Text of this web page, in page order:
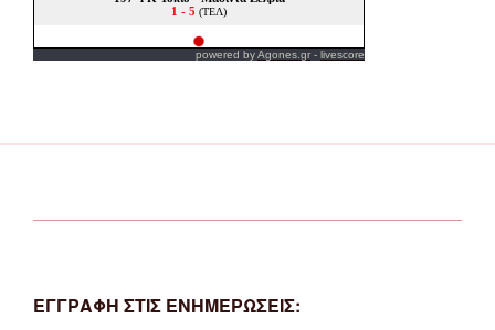
powered byAgones.gr - livescore
ΕΓΓΡΑΦΗ ΣΤΙΣ ΕΝΗΜΕΡΩΣΕΙΣ: